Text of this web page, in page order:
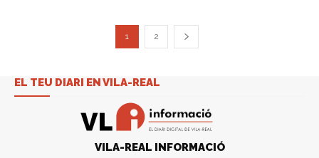
1 2
EL TEU DIARI EN VILA-REAL
VILA-REAL INFORMACIÓ